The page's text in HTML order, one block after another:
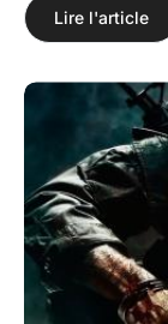
Lire l'article